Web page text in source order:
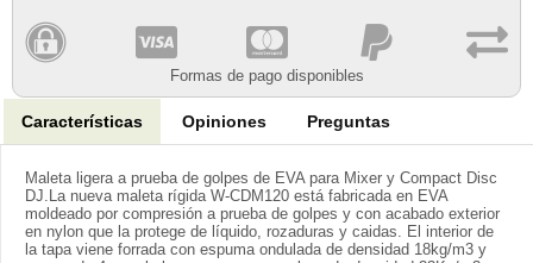
Formas de pago disponibles
Características Opiniones Preguntas
Maleta ligera a prueba de golpes de EVA para Mixer y Compact Disc
DJ.La nueva maleta rígida W-CDM120 está fabricada en EVA
moldeado por compresión a prueba de golpes y con acabado exterior
en nylon que la protege de líquido, rozaduras y caidas. El interior de
la tapa viene forrada con espuma ondulada de densidad 18kg/m3 y